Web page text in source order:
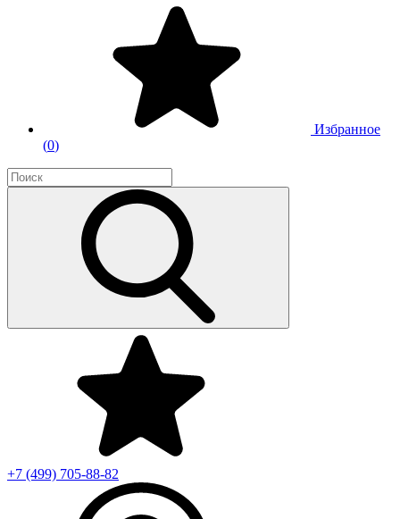
Избранное
(0)
+7 (499) 705-88-82